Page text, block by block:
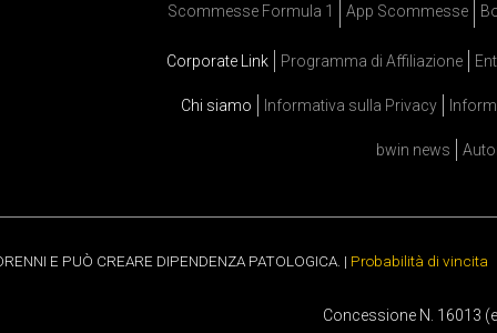
Scommesse Formula 1
App Scommesse
Corporate Link Programma di Affiliazione
Chi siamo Informativa sulla Privacy
bwin news
E PUÒ CREARE DIPENDENZA PATOLOGICA. | Probabilità di vincita
Concessione N. 16013